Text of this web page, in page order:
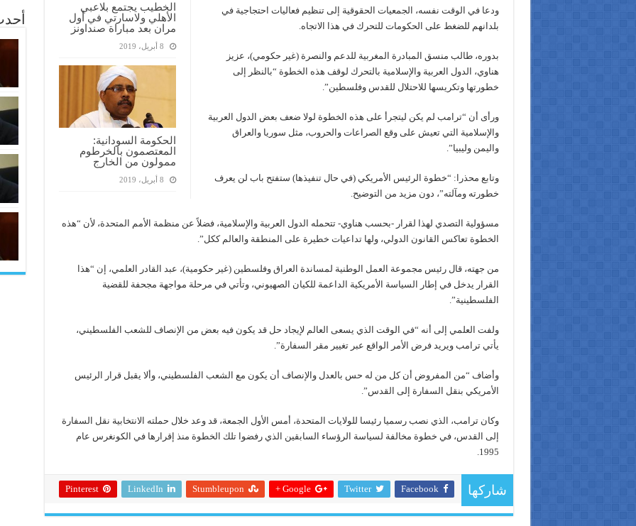
الخطيب يجتمع بلاعبي
الأهلي ولاسارتي في أول
مران بعد مباراة صنداونز
8 أبريل، 2019
الحكومة السودانية:
المعتصمون بالخرطوم
ممولون من الخارج
8 أبريل، 2019
ودعا في الوقت نفسه، الجمعيات الحقوقية إلى تنظيم فعاليات احتجاجية في
بلدانهم للضغط على الحكومات للتحرك في هذا الاتجاه.
بدوره، طالب منسق المبادرة المغربية للدعم والنصرة (غير حكومي)، عزيز
هناوي، الدول العربية والإسلامية بالتحرك لوقف هذه الخطوة “بالنظر إلى
خطورتها وتكريسها للاحتلال للقدس وفلسطين”.
ورأى أن “ترامب لم يكن ليتجرأ على هذه الخطوة لولا ضعف بعض الدول العربية
والإسلامية التي تعيش على وقع الصراعات والحروب، مثل سوريا والعراق
واليمن وليبيا”.
وتابع محذرا: “خطوة الرئيس الأمريكي (في حال تنفيذها) ستفتح باب لن يعرف
خطورته ومآلته”، دون مزيد من التوضيح.
مسؤولية التصدي لهذا لقرار -بحسب هناوي- تتحمله الدول العربية والإسلامية، فضلاً عن منظمة الأمم المتحدة، لأن “هذه
الخطوة تعاكس القانون الدولي، ولها تداعيات خطيرة على المنطقة والعالم ككل”.
من جهته، قال رئيس مجموعة العمل الوطنية لمساندة العراق وفلسطين (غير حكومية)، عبد القادر العلمي، إن “هذا
القرار يدخل في إطار السياسة الأمريكية الداعمة للكيان الصهيوني، وتأتي في مرحلة مواجهة مجحفة للقضية
الفلسطينية”.
ولفت العلمي إلى أنه “في الوقت الذي يسعى العالم لإيجاد حل قد يكون فيه بعض من الإنصاف للشعب الفلسطيني،
يأتي ترامب ويريد فرض الأمر الواقع عبر تغيير مقر السفارة”.
وأضاف “من المفروض أن كل من له حس بالعدل والإنصاف أن يكون مع الشعب الفلسطيني، وألا يقبل قرار الرئيس
الأمريكي بنقل السفارة إلى القدس”.
وكان ترامب، الذي نصب رسميا رئيسا للولايات المتحدة، أمس الأول الجمعة، قد وعد خلال حملته الانتخابية نقل السفارة
إلى القدس، في خطوة مخالفة لسياسة الرؤساء السابقين الذي رفضوا تلك الخطوة منذ إقرارها في الكونغرس عام
1995.
شاركها Facebook
Twitter
Google +
Stumbleupon
LinkedIn
Pinterest